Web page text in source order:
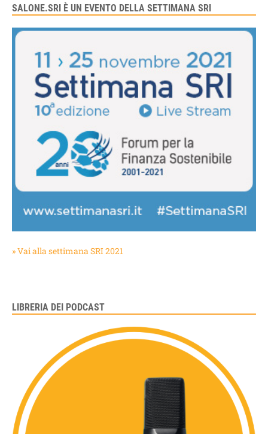
SALONE.SRI È UN EVENTO DELLA SETTIMANA SRI
» Vai alla settimana SRI 2021
LIBRERIA DEI PODCAST